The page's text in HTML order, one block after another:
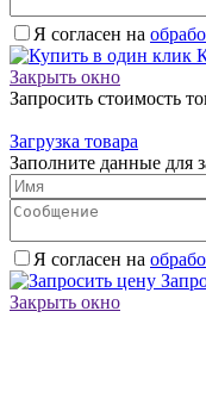
Я согласен на
Закрыть окно
Запросить стоимость
Загрузка товара
Заполните данные для
Я согласен на
Закрыть окно